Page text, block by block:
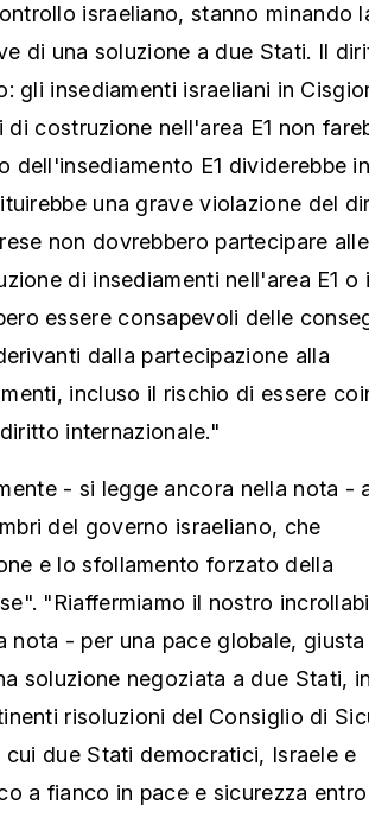
israeliano, stanno minando
di una soluzione a due Stati. Il
gli insediamenti israeliani in
costruzione nell'area E1 non
dell'insediamento E1 dividerebbe
una grave violazione del
non dovrebbero partecipare
di insediamenti nell'area E1 o
essere consapevoli delle
dalla partecipazione alla
incluso il rischio di essere
internazionale."
- si legge ancora nella nota -
del governo israeliano, che
e lo sfollamento forzato della
"Riaffermiamo il nostro
nota - per una pace globale, giusta
soluzione negoziata a due Stati,
risoluzioni del Consiglio di
due Stati democratici, Israele e
a fianco in pace e sicurezza entro